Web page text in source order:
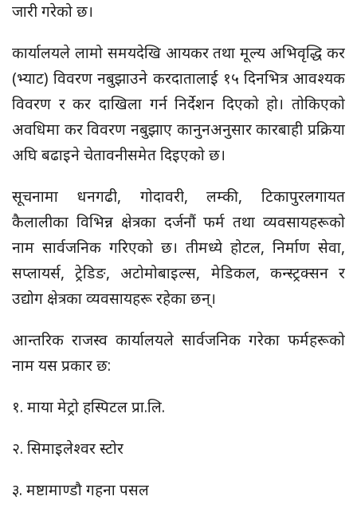
जारी गरेको छ।
कार्यालयले लामो समयदेखि आयकर तथा मूल्य अभिवृद्धि कर
(भ्याट) विवरण नबुझाउने करदातालाई १५ दिनभित्र आवश्यक
विवरण र कर दाखिला गर्न निर्देशन दिएको हो। तोकिएको
अवधिमा कर विवरण नबुझाए कानुनअनुसार कारबाही प्रक्रिया
अघि बढाइने चेतावनीसमेत दिइएको छ।
सूचनामा धनगढी, गोदावरी, लम्की, टिकापुरलगायत
कैलालीका विभिन्न क्षेत्रका दर्जनौं फर्म तथा व्यवसायहरूको
नाम सार्वजनिक गरिएको छ। तीमध्ये होटल, निर्माण सेवा,
सप्लायर्स, ट्रेडिङ, अटोमोबाइल्स, मेडिकल, कन्स्ट्रक्सन र
उद्योग क्षेत्रका व्यवसायहरू रहेका छन्।
आन्तरिक राजस्व कार्यालयले सार्वजनिक गरेका फर्महरूको
नाम यस प्रकार छ:
१. माया मेट्रो हस्पिटल प्रा.लि.
२. सिमाइलेश्वर स्टोर
३. मष्टामाण्डौ गहना पसल